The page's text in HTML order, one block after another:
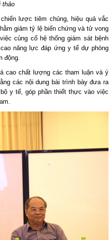
thảo
lược tiêm chủng, hiệu quả vắc
giảm tỷ lệ biến chứng và tử vong
củng cố hệ thống giám sát bệnh
năng lực đáp ứng y tế dự phòng
động.
cao chất lượng các tham luận và ý
các nội dung bài trình bày đưa ra
y tế, góp phần thiết thực vào việc